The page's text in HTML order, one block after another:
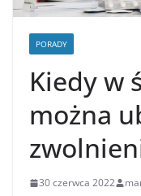
PORADY
Kiedy w
można
30 czerwca 2022